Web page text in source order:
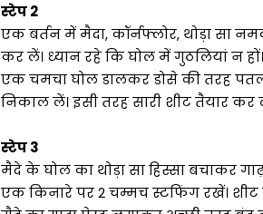
स्टेप 2
एक बर्तन में मैदा, कॉर्नफ्लोर, थोड़ा सा
कर लें। ध्यान रहे कि घोल में गुठलियां न
एक चमचा घोल डालकर डोसे की तरह
निकाल लें। इसी तरह सारी शीट तैयार कर
स्टेप 3
मैदे के घोल का थोड़ा सा हिस्सा बचाकर
एक किनारे पर 2 चम्मच स्टफिंग रखें।